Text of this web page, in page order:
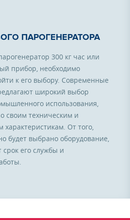
ПАРОГЕНЕРАТОРА
300 кг час или
прибор, необходимо
к его выбору. Современные
широкий выбор
использования,
своим техническим и
характеристикам. От того,
будет выбрано оборудование,
срок его службы и